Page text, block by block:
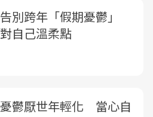
告別跨年「假期憂鬱」
對自己溫柔點
憂鬱厭世年輕化 當心自